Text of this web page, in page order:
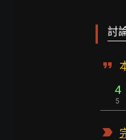
討
4
5